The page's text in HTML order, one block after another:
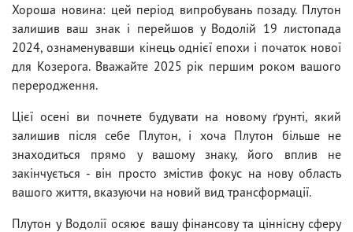
Хороша новина: цей період випробувань позаду. Плутон
залишив ваш знак і перейшов у Водолій 19 листопада
2024, ознаменувавши кінець однієї епохи і початок нової
для Козерога. Вважайте 2025 рік першим роком вашого
переродження.
Цієї осені ви почнете будувати на новому ґрунті, який
залишив після себе Плутон, і хоча Плутон більше не
знаходиться прямо у вашому знаку, його вплив не
закінчується - він просто змістив фокус на нову область
вашого життя, вказуючи на новий вид трансформації.
Плутон у Водолії осяює вашу фінансову та ціннісну сферу